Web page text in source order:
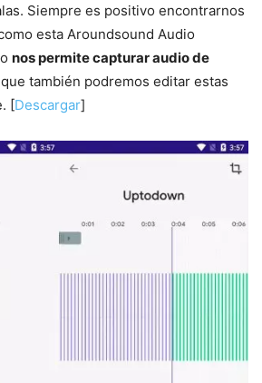
Siempre es positivo encontrarnos
esta Aroundsound Audio
nos permite capturar audio de
también podremos editar estas
[Descargar]